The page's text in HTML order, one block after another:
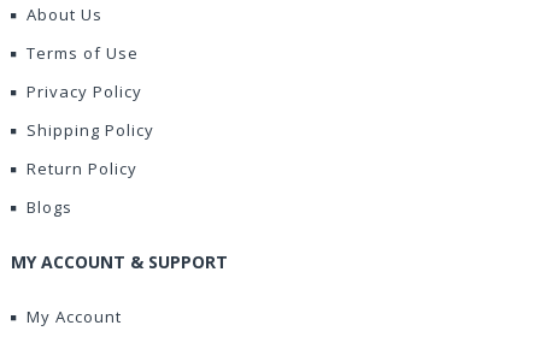
About Us
Terms of Use
Privacy Policy
Shipping Policy
Return Policy
Blogs
MY ACCOUNT & SUPPORT
My Account